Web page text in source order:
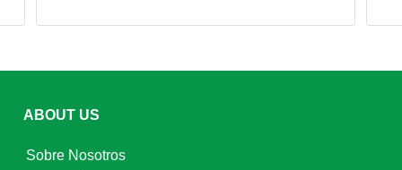
ABOUT US
Sobre Nosotros